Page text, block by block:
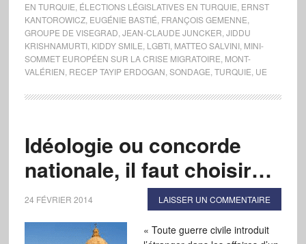
EN TURQUIE ÉLECTIONS LÉGISLATIVES EN TURQUIE ERNST
KANTOROWICZ, EUGÉNIE BASTIÉ FRANÇOIS GEMENNE
GROUPE DE VISEGRAD JEAN-CLAUDE JUNCKER JIDDU
KRISHNAMURTI, KIDDY SMILE LGBTI, MATTEO SALVINI, MINI-
SOMMET EUROPÉEN SUR LA CRISE MIGRATOIRE MONT-
VALÉRIEN RECEP TAYIP ERDOGAN SONDAGE TURQUIE UE
Idéologie ou concorde
nationale, il faut choisir…
24 FÉVRIER 2014 LAISSER UN COMMENTAIRE
« Toute guerre civile introduit